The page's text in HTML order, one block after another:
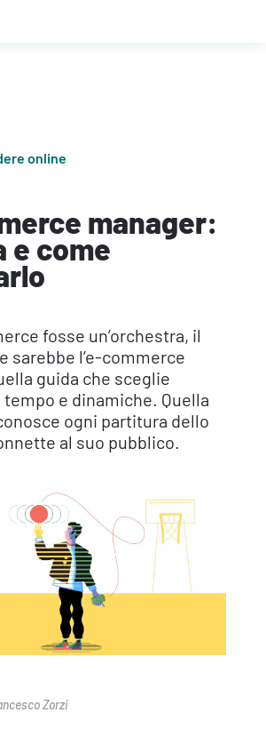
online
manager:
e come
fosse un’orchestra, il
sarebbe l’e-commerce
guida che sceglie
e dinamiche. Quella
ogni partitura dello
al suo pubblico.
Zorzi